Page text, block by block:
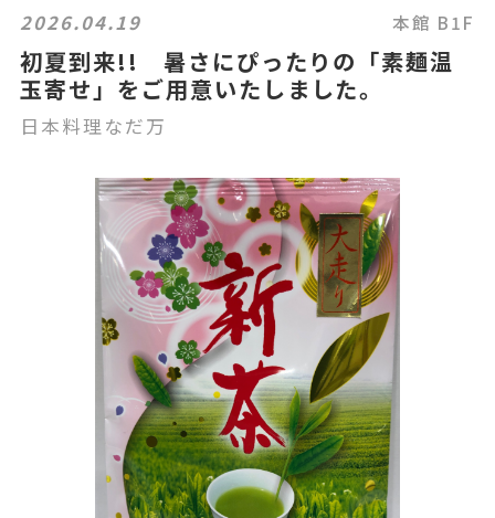
2026.04.19 本館 B1F
初夏到来!! 暑さにぴったりの「素麺温
玉寄せ」をご用意いたしました。
日本料理なだ万